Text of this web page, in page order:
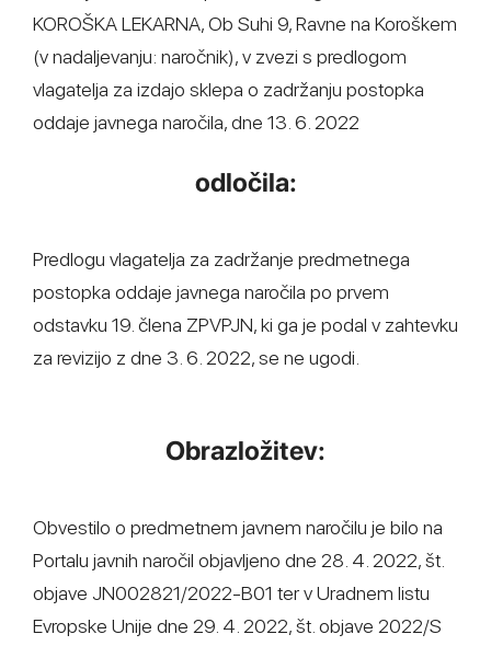
KOROŠKA LEKARNA, Ob Suhi 9, Ravne na Koroškem
(v nadaljevanju: naročnik), v zvezi s predlogom
vlagatelja za izdajo sklepa o zadržanju postopka
oddaje javnega naročila, dne 13. 6. 2022
odločila:
Predlogu vlagatelja za zadržanje predmetnega
postopka oddaje javnega naročila po prvem
odstavku 19. člena ZPVPJN, ki ga je podal v zahtevku
za revizijo z dne 3. 6. 2022, se ne ugodi.
Obrazložitev:
Obvestilo o predmetnem javnem naročilu je bilo na
Portalu javnih naročil objavljeno dne 28. 4. 2022, št.
objave JN002821/2022-B01 ter v Uradnem listu
Evropske Unije dne 29. 4. 2022, št. objave 2022/S